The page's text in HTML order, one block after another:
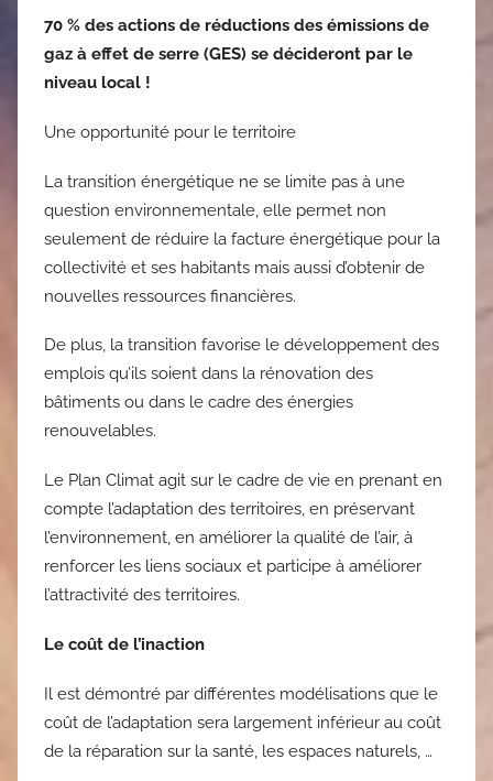
70 % des actions de réductions des émissions de
gaz à effet de serre (GES) se décideront par le
niveau local !
Une opportunité pour le territoire
La transition énergétique ne se limite pas à une
question environnementale, elle permet non
seulement de réduire la facture énergétique pour la
collectivité et ses habitants mais aussi d’obtenir de
nouvelles ressources financières.
De plus, la transition favorise le développement des
emplois qu’ils soient dans la rénovation des
bâtiments ou dans le cadre des énergies
renouvelables.
Le Plan Climat agit sur le cadre de vie en prenant en
compte l’adaptation des territoires, en préservant
l’environnement, en améliorer la qualité de l’air, à
renforcer les liens sociaux et participe à améliorer
l’attractivité des territoires.
Le coût de l’inaction
Il est démontré par différentes modélisations que le
coût de l’adaptation sera largement inférieur au coût
de la réparation sur la santé, les espaces naturels, …